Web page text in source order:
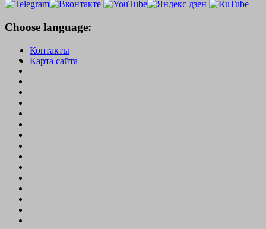
Choose language:
Контакты
Карта сайта